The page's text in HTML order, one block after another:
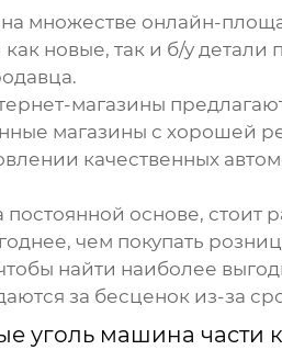
множестве онлайн-
новые, так и б/у
магазины
магазины с хорошей
качественных
постоянной основе,
чем покупать
найти наиболее
за бесценок из-за
уголь машина части